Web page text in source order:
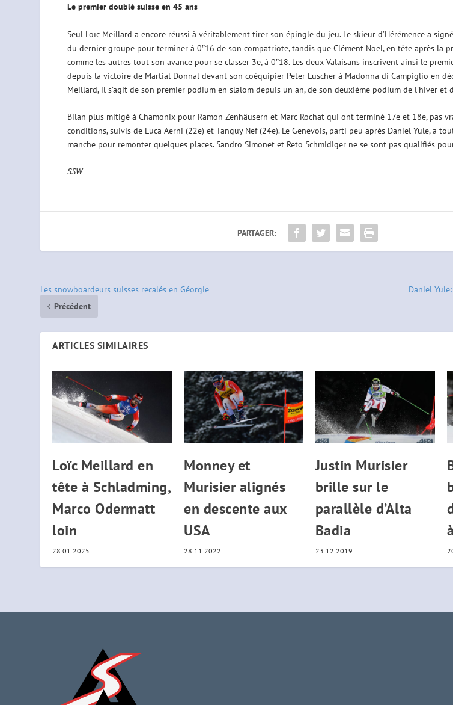
Le premier doublé suisse en 45 ans
Seul Loïc Meillard a encore réussi à véritablement tirer son épingle du jeu. Le skieur d’Hérémence a
du dernier groupe pour terminer à 0″16 de son compatriote, tandis que Clément Noël, en tête après la
comme les autres tout son avance pour se classer 3e, à 0″18. Les deux Valaisans inscrivent ainsi le
depuis la victoire de Martial Donnal devant son coéquipier Peter Luscher à Madonna di Campiglio en
Meillard, il s’agit de son premier podium en slalom depuis un an, de son deuxième podium de l’hiver et
Bilan plus mitigé à Chamonix pour Ramon Zenhäusern et Marc Rochat qui ont terminé 17e et 18e, pas
conditions, suivis de Luca Aerni (22e) et Tanguy Nef (24e). Le Genevois, parti peu après Daniel Yule, a
manche pour remonter quelques places. Sandro Simonet et Reto Schmidiger ne se sont pas qualifiés
SSW
PARTAGER:
Les snowboardeurs suisses recalés en Géorgie
Précédent
Daniel
ARTICLES SIMILAIRES
Loïc Meillard en
tête à Schladming,
Marco Odermatt
loin
28.01.2025
Monney et
Murisier alignés
en descente aux
USA
28.11.2022
Justin Murisier
brille sur le
parallèle d’Alta
Badia
23.12.2019